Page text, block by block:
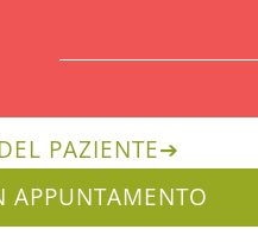
PAZIENTE➔
APPUNTAMENTO